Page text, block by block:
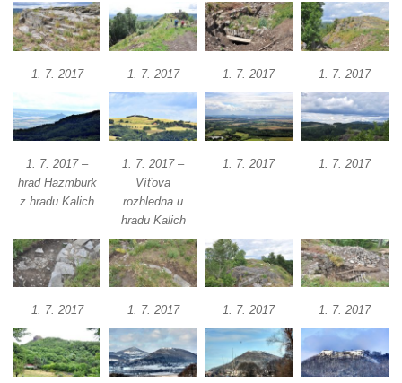
Hrad Krupka
Hrad Ronov
Hrad Zbirohy
Hrad Hřídelík
Hrad Starý Falkenburk
Hrad Andělská Hora
Hrad Kalich
Hrad Panna
Hrad Freudenstein (Jáchymov)
Hrad Hněvín
Hrad Hazmburk
1. 7. 2017 1. 7. 2017 1. 7. 2017 1. 7. 2017
1. 7. 2017 –
hrad Hazmburk
z hradu Kalich
1. 7. 2017 –
Víťova
rozhledna u
hradu Kalich
1. 7. 2017 1. 7. 2017
1. 7. 2017 1. 7. 2017 1. 7. 2017 1. 7. 2017